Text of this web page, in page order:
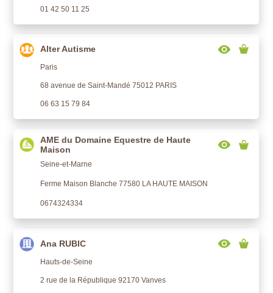
01 42 50 11 25
Alter Autisme
Paris
68 avenue de Saint-Mandé 75012 PARIS
06 63 15 79 84
AME du Domaine Equestre de Haute
Maison
Seine-et-Marne
Ferme Maison Blanche 77580 LA HAUTE MAISON
0674324334
Ana RUBIC
Hauts-de-Seine
2 rue de la République 92170 Vanves